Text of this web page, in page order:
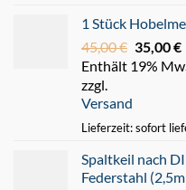
1 Stück
45,00€
Preis
35,00€
Enthält 19%
zzgl.
Versand
Lieferzeit: sofort
Spaltkeil nach
Federstahl